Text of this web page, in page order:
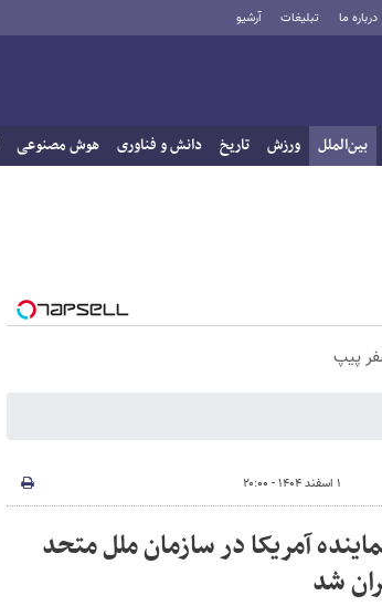
درباره ما تبلیغات آرشیو
بین‌الملل ورزش تاریخ دانش و فناوری هوش مصنوعی
۱ اسفند ۱۴۰۴ - ۲۰:۰۰
آمریکا در سازمان ملل متحد
شد